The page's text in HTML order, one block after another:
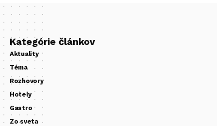
Kategórie článkov
Aktuality
Téma
Rozhovory
Hotely
Gastro
Zo sveta